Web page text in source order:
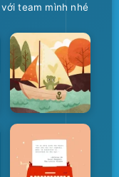
team mình nhé